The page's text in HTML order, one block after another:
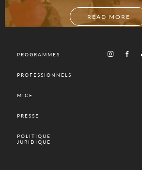
READ MORE
PROGRAMMES
PROFESSIONNELS
MICE
PRESSE
POLITIQUE
JURIDIQUE